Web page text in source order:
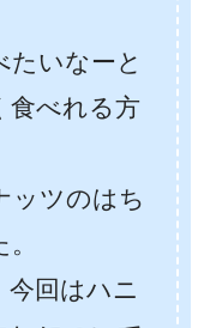
たいなーと
食べれる方
ッツのはち
回はハニ